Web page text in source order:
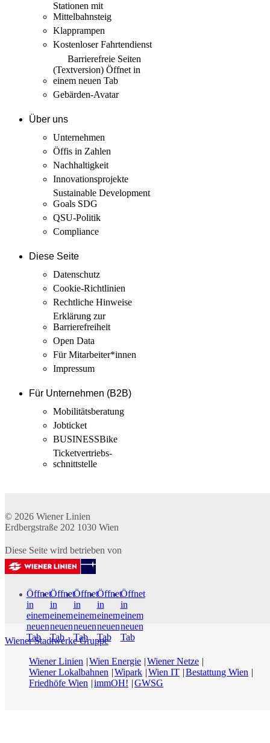
Stationen mit
Mittelbahnsteig
Klapprampen
Kostenloser Fahrtendienst
Barrierefreie Seiten
(Textversion) Öffnet in
einem neuen Tab
Gebärden-Avatar
Über uns
Unternehmen
Öffis in Zahlen
Nachhaltigkeit
Innovations­projekte
Sustainable Development
Goals SDG
QSU-Politik
Compliance
Diese Seite
Datenschutz
Cookie-Richtlinien
Rechtliche Hinweise
Erklärung zur
Barrierefreiheit
Open Data
Für Mitarbeiter­*innen
Impressum
Für Unternehmen (B2B)
Mobilitäts­beratung
Jobticket
BUSINESSBike
Ticketvertriebs­
schnittstelle
© 2026 Wiener Linien
Erdbergstraße 202 1030 Wien
Diese Seite wird betrieben von
Öffnet
in
einem
neuen
Tab
Öffnet
in
einem
neuen
Tab
Öffnet
in
einem
neuen
Tab
Öffnet
in
einem
neuen
Tab
Öffnet
in
einem
neuen
Tab
Wiener Stadtwerke Gruppe
Wiener Linien
Wien Energie Wiener Netze
Wiener Lokalbahnen
Wipark Wien IT Bestattung Wien
Friedhöfe Wien
immOH! GWSG